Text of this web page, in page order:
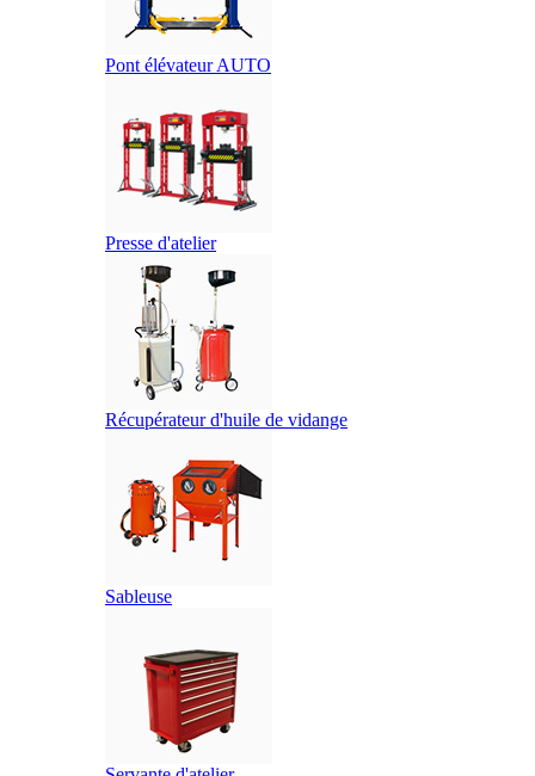
Pont élévateur AUTO
Presse d'atelier
Récupérateur d'huile de vidange
Sableuse